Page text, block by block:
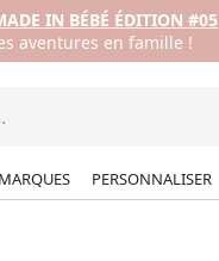
IN BÉBÉ ÉDITION #05
aventures en famille !
MARQUES PERSONNALISER